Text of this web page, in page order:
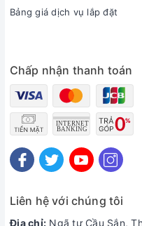
Bảng giá dịch vụ lắp đặt
Chấp nhận thanh toán
Liên hệ với chúng tôi
Địa chỉ: Ngã tư Cầu Sắn,